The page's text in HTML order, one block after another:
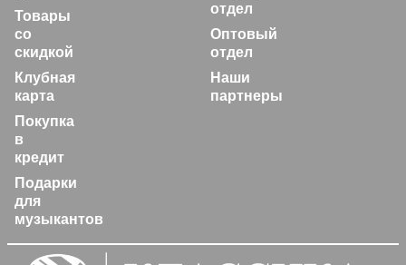
Товары
со
скидкой
Клубная
карта
Покупка
в
кредит
Подарки
для
музыкантов
отдел
Оптовый
отдел
Наши
партнеры